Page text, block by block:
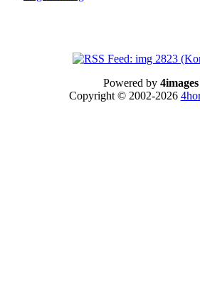
Powered by 4images
Copyright © 2002-2026